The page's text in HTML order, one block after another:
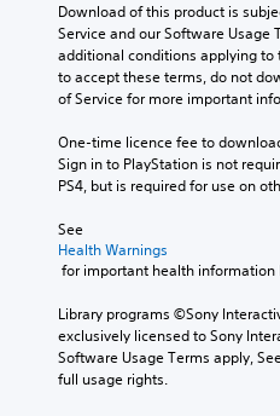
Download of this product is
Service and our Software Usage
additional conditions applying
to accept these terms, do not
of Service for more important
One-time licence fee to
Sign in to PlayStation is not
PS4, but is required for use on
See
Health Warnings
for important health information
Library programs ©Sony
exclusively licensed to Sony
Software Usage Terms apply,
full usage rights.